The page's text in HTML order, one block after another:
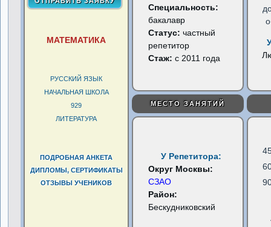
МАТЕМАТИКА
РУССКИЙ ЯЗЫК
НАЧАЛЬНАЯ ШКОЛА
929
ЛИТЕРАТУРА
ПОДРОБНАЯ АНКЕТА
ДИПЛОМЫ, СЕРТИФИКАТЫ
ОТЗЫВЫ УЧЕНИКОВ
Специальность:
бакалавр
Статус:частный
репетитор
Стаж: с 2011 года
МЕСТО ЗАНЯТИЙ
У Репетитора:
Округ Москвы:
СЗАО
Район:
Бескудниковский